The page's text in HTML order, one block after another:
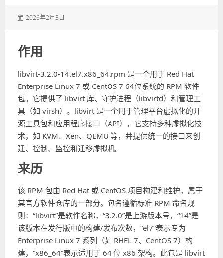
发
2026年2月3日
作用
libvirt-3.2.0-14.el7.x86_64.rpm 是一个用于 Red Hat
Enterprise Linux 7 或 CentOS 7 64位系统的 RPM 软件
包。它提供了 libvirt 库、守护进程（libvirtd）和管理工
具（如 virsh）。libvirt 是一个用于管理平台虚拟化的开
源工具包和应用程序接口（API），它支持多种虚拟化技
术，如 KVM、Xen、QEMU 等，并提供统一的接口来创
建、控制、监控和迁移虚拟机。
来历
该 RPM 包由 Red Hat 或 CentOS 项目构建和维护，属于
其官方软件仓库的一部分。包名遵循标准 RPM 命名规
则：“libvirt”是软件名称，“3.2.0”是上游版本号，“14”是
该版本在发行版中的构建/发布次数，“el7”表示专为
Enterprise Linux 7 系列（如 RHEL 7、CentOS 7）构
建，“x86_64”表示适用于 64 位 x86 架构。此包是 libvirt